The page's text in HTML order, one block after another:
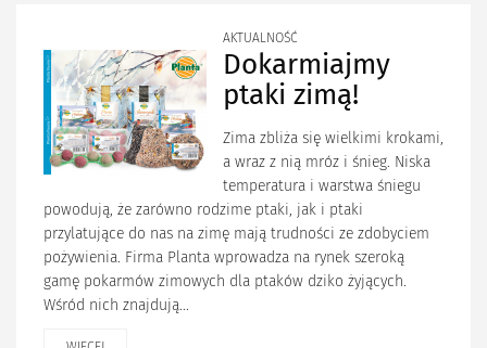
AKTUALNOŚĆ
Dokarmiajmy
ptaki zimą!
Zima zbliża się wielkimi krokami,
a wraz z nią mróz i śnieg. Niska
temperatura i warstwa śniegu
powodują, że zarówno rodzime ptaki, jak i ptaki
przylatujące do nas na zimę mają trudności ze zdobyciem
pożywienia. Firma Planta wprowadza na rynek szeroką
gamę pokarmów zimowych dla ptaków dziko żyjących.
Wśród nich znajdują...